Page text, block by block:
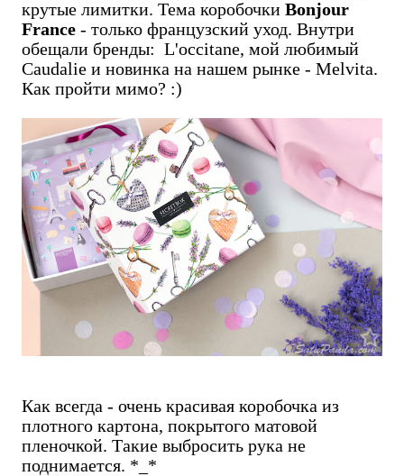
крутые лимитки. Тема коробочки Bonjour
France - только французский уход. Внутри
обещали бренды: L'occitane, мой любимый
Caudalie и новинка на нашем рынке - Melvita.
Как пройти мимо? :)
Как всегда - очень красивая коробочка из
плотного картона, покрытого матовой
пленочкой. Такие выбросить рука не
поднимается. *_*